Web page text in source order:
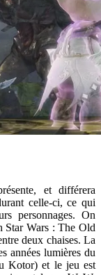
et différera
celle-ci, ce qui
personnages. On
Star Wars : The Old
deux chaises. La
années lumières du
Kotor) et le jeu est